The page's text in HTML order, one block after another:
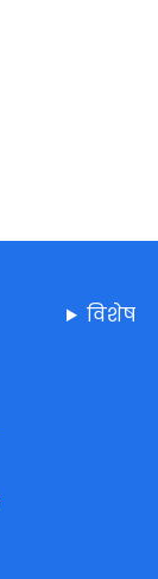
विशेष